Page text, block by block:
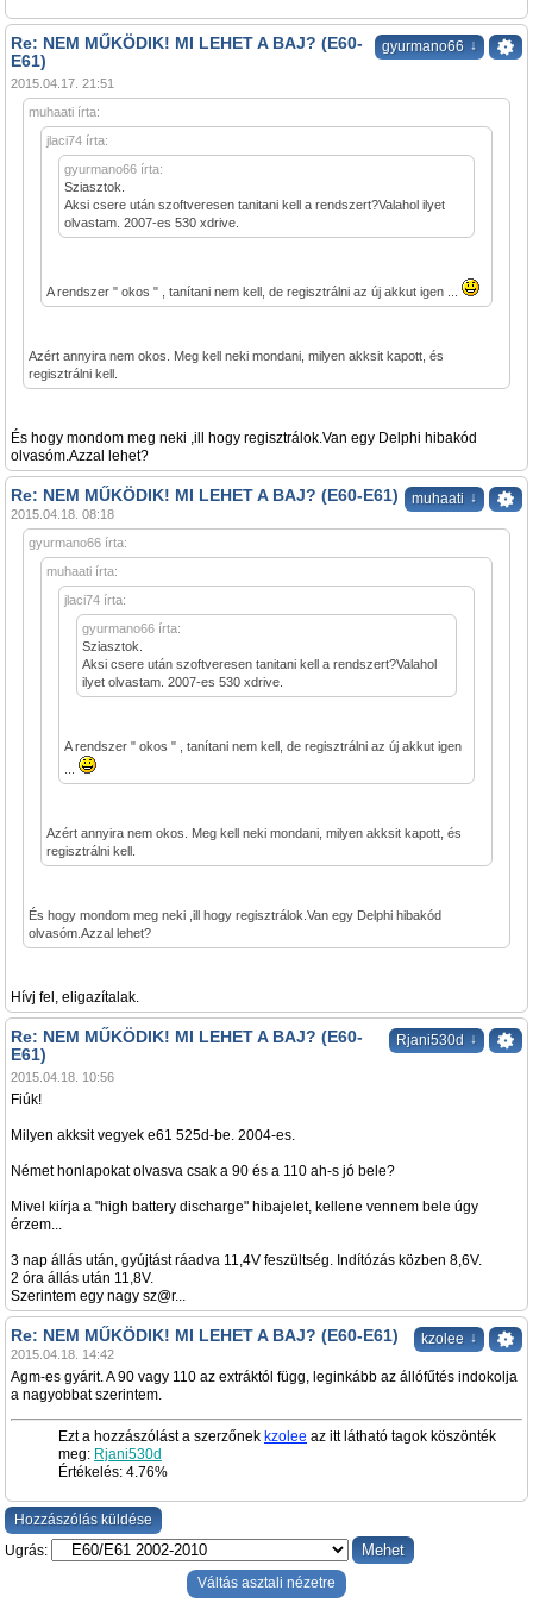
gyurmano66 ↓
Re: NEM MŰKÖDIK! MI LEHET A BAJ? (E60-
E61)
2015.04.17. 21:51
muhaati írta:
jlaci74 írta:
gyurmano66 írta:
Sziasztok.
Aksi csere után szoftveresen tanitani kell a rendszert?Valahol ilyet
olvastam. 2007-es 530 xdrive.
A rendszer " okos " , tanítani nem kell, de regisztrálni az új akkut igen ...
Azért annyira nem okos. Meg kell neki mondani, milyen akksit kapott, és
regisztrálni kell.
És hogy mondom meg neki ,ill hogy regisztrálok.Van egy Delphi hibakód
olvasóm.Azzal lehet?
muhaati ↓
Re: NEM MŰKÖDIK! MI LEHET A BAJ? (E60-E61)
2015.04.18. 08:18
gyurmano66 írta:
muhaati írta:
jlaci74 írta:
gyurmano66 írta:
Sziasztok.
Aksi csere után szoftveresen tanitani kell a rendszert?Valahol
ilyet olvastam. 2007-es 530 xdrive.
A rendszer " okos " , tanítani nem kell, de regisztrálni az új akkut igen
Azért annyira nem okos. Meg kell neki mondani, milyen akksit kapott, és
regisztrálni kell.
És hogy mondom meg neki ,ill hogy regisztrálok.Van egy Delphi hibakód
olvasóm.Azzal lehet?
Hívj fel, eligazítalak.
Rjani530d ↓
Re: NEM MŰKÖDIK! MI LEHET A BAJ? (E60-
E61)
2015.04.18. 10:56
Fiúk!
Milyen akksit vegyek e61 525d-be. 2004-es.
Német honlapokat olvasva csak a 90 és a 110 ah-s jó bele?
Mivel kiírja a "high battery discharge" hibajelet, kellene vennem bele úgy
érzem...
3 nap állás után, gyújtást ráadva 11,4V feszültség. Indítózás közben 8,6V.
2 óra állás után 11,8V.
Szerintem egy nagy sz@r...
kzolee ↓
Re: NEM MŰKÖDIK! MI LEHET A BAJ? (E60-E61)
2015.04.18. 14:42
Agm-es gyárit. A 90 vagy 110 az extráktól függ, leginkább az állófűtés indokolja
a nagyobbat szerintem.
Ezt a hozzászólást a szerzőnek kzolee az itt látható tagok köszönték
meg: Rjani530d
Értékelés: 4.76%
Hozzászólás küldése
Ugrás:
Váltás asztali nézetre